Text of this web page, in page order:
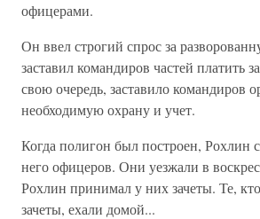
офицерами.
Он ввел строгий спрос за
заставил командиров частей платить
свою очередь, заставило командиров
необходимую охрану и учет.
Когда полигон был построен, Рохлин
него офицеров. Они уезжали в
Рохлин принимал у них зачеты. Те,
зачеты, ехали домой...